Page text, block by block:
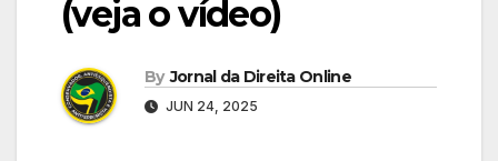
(veja o vídeo)
By Jornal da Direita Online
JUN 24, 2025